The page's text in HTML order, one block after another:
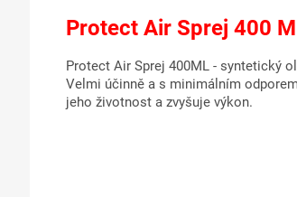
Protect Air Sprej 400
Protect Air Sprej 400ML - syntetický
Velmi účinně a s minimálním
jeho životnost a zvyšuje výkon.